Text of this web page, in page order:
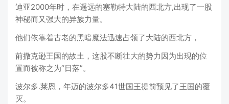
迪亚2000年时，在遥远的塞勒特大陆的西北方,出现了一股
神秘而又强大的异族力量。
他们依靠着古老的黑暗魔法迅速占领了大陆的西北方，
前撒克逊王国的故土，这股不断壮大的势力因为出现的位
置而被称之为“日落”。
波尔多.莱恩，年迈的波尔多41世国王提前预见了王国的覆
灭。